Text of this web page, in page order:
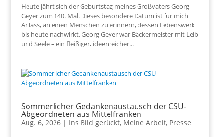
Heute jährt sich der Geburtstag meines Großvaters Georg
Geyer zum 140. Mal. Dieses besondere Datum ist für mich
Anlass, an einen Menschen zu erinnern, dessen Lebenswerk
bis heute nachwirkt. Georg Geyer war Bäckermeister mit Leib
und Seele – ein fleißiger, ideenreicher...
Sommerlicher Gedankenaustausch der CSU-
Abgeordneten aus Mittelfranken
Aug. 6, 2026| Ins Bild gerückt, Meine Arbeit, Presse